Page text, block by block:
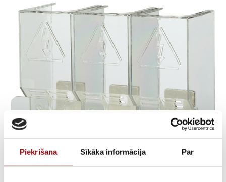
Piekrišana Sīkāka informācija Par
TERMINAL SHROUD 3P